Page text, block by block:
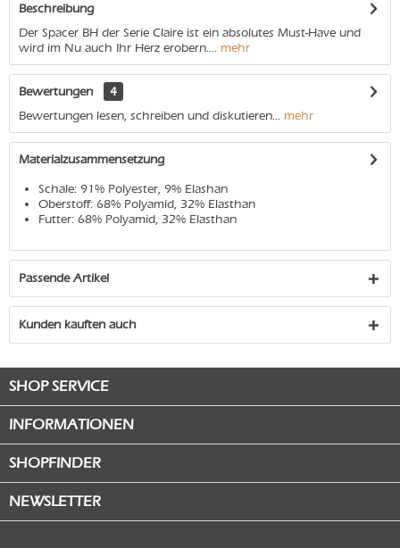
Beschreibung
Der Spacer BH der Serie Claire ist ein absolutes Must-Have und
wird im Nu auch Ihr Herz erobern.... mehr
Bewertungen
4
Bewertungen lesen, schreiben und diskutieren... mehr
Materialzusammensetzung
Schale: 91% Polyester, 9% Elashan
Oberstoff: 68% Polyamid, 32% Elasthan
Futter: 68% Polyamid, 32% Elasthan
Passende Artikel
Kunden kauften auch
SHOP SERVICE
INFORMATIONEN
SHOPFINDER
NEWSLETTER